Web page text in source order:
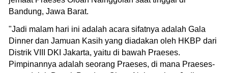
Bandung, Jawa Barat.
"Jadi malam hari ini adalah acara sifatnya adalah Gala
Dinner dan Jamuan Kasih yang diadakan oleh HKBP dari
Distrik VIII DKI Jakarta, yaitu di bawah Praeses.
Pimpinannya adalah seorang Praeses, di mana Praeses-